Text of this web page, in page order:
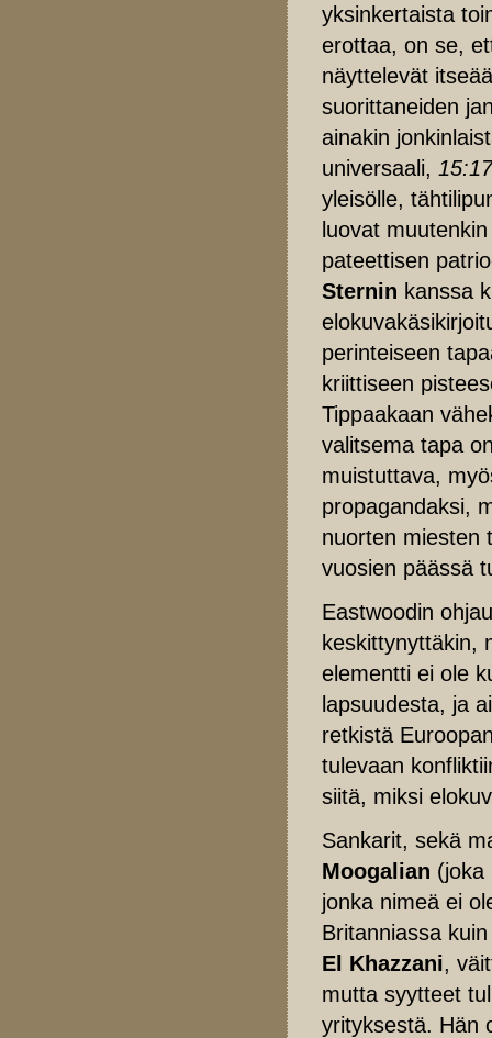
yksinkertaista
erottaa, on se,
näyttelevät
suorittaneiden
ainakin
universaali,
yleisölle,
luovat
pateettisen
Sternin kanssa
perinteiseen
kriittiseen
Tippaakaan
valitsema tapa
muistuttava,
propagandaksi,
nuorten miesten
vuosien päässä
Eastwoodin
keskittynyttäkin,
elementti ei ole
lapsuudesta, ja
retkistä
tulevaan
siitä, miksi
Sankarit, sekä
Moogalian (joka
jonka nimeä ei
Britanniassa
El Khazzani,
mutta syytteet
yrityksestä. Hän